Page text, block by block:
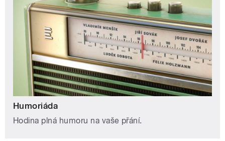
Humoriáda
Hodina plná humoru na vaše přání.